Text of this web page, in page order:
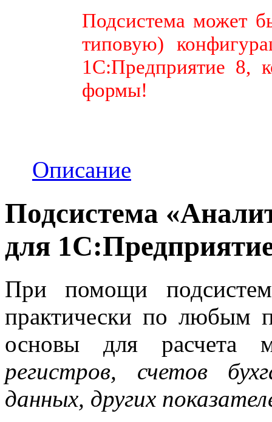
Подсистема может
типовую)
1С:Предприятие 8,
формы!
Описание
Подсистема «
для
При помощи
практически по любым
основы для расчета
регистров, счетов
данных, других